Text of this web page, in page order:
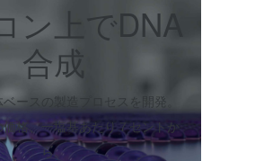
ン上でDNA
合成
ースの製造プロセスを開発。
格、一塩基あたり７セントか
ら。